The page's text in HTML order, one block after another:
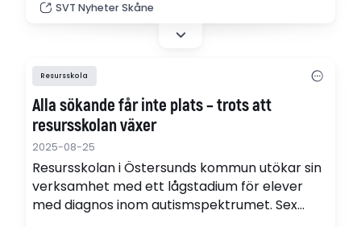
resursskolan avslogs. Och långt ifrån alla
elever som har sökt har fått plats på
SVT Nyheter Skåne
Resursskola
Alla sökande får inte plats – trots att
resursskolan växer
2025-08-25
Resursskolan i Östersunds kommun utökar sin
verksamhet med ett lågstadium för elever
med diagnos inom autismspektrumet. Sex